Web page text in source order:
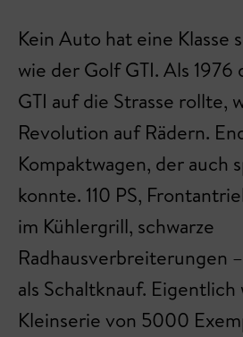
Kein Auto hat eine Klasse
wie der Golf GTI. Als
GTI auf die Strasse rollte,
Revolution auf Rädern.
Kompaktwagen, der auch
konnte. 110 PS,
im Kühlergrill, schwarze
Radhausverbreiterungen
als Schaltknauf. Eigentlich
Kleinserie von 5000